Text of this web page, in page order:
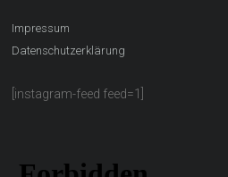
Impressum
Datenschutzerklärung
[instagram-feed feed=1]